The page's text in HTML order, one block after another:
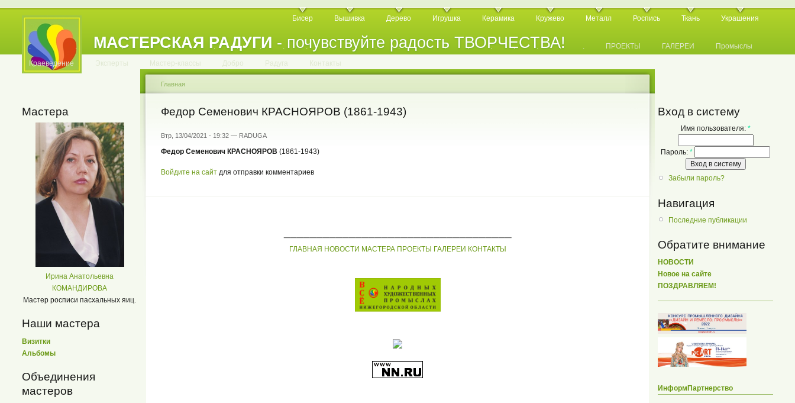
МАСТЕРСКАЯ РАДУГИ - почувствуйте радость ТВОРЧЕСТВА!
Бисер Вышивка Дерево Игрушка Керамика Кружево Металл Роспись Ткань Украшения
. . . . . . . . . . . . . . . . . . . . . . . . . ПРОЕКТЫ ГАЛЕРЕИ Промыслы
Краеведение Эксперты Мастер-классы Добро Радуга Контакты
Мастера
Ирина Анатольевна
КОМАНДИРОВА
Мастер росписи пасхальных яиц.
Наши мастера
Визитки
Альбомы
Объединения
мастеров
Главная
Федор Семенович КРАСНОЯРОВ (1861-1943)
Втр, 13/04/2021 - 19:32 — RADUGA
Федор Семенович КРАСНОЯРОВ (1861-1943)
Войдите на сайт для отправки комментариев
ГЛАВНАЯ НОВОСТИ МАСТЕРА ПРОЕКТЫ ГАЛЕРЕИ КОНТАКТЫ
Вход в систему
Имя пользователя: *
Пароль: *
Забыли пароль?
Навигация
Последние публикации
Обратите внимание
НОВОСТИ
Новое на сайте
ПОЗДРАВЛЯЕМ!
ИнформПартнерство